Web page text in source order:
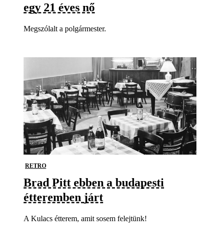
egy 21 éves nő
Megszólalt a polgármester.
RETRO
Brad Pitt ebben a budapesti
étteremben járt
A Kulacs étterem, amit sosem felejtünk!